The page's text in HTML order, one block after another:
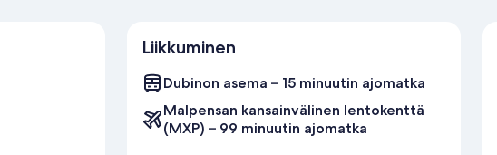
Liikkuminen
Dubinon asema – 15 minuutin ajomatka
Malpensan kansainvälinen lentokenttä
(MXP) – 99 minuutin ajomatka